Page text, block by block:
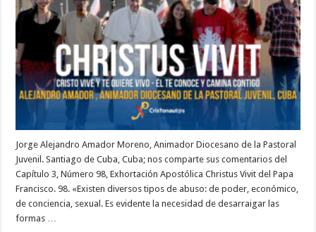
Jorge Alejandro Amador Moreno, Animador Diocesano de la Pastoral
Juvenil. Santiago de Cuba, Cuba; nos comparte sus comentarios del
Capítulo 3, Número 98, Exhortación Apostólica Christus Vivit del Papa
Francisco. 98. «Existen diversos tipos de abuso: de poder, económico,
de conciencia, sexual. Es evidente la necesidad de desarraigar las
formas …